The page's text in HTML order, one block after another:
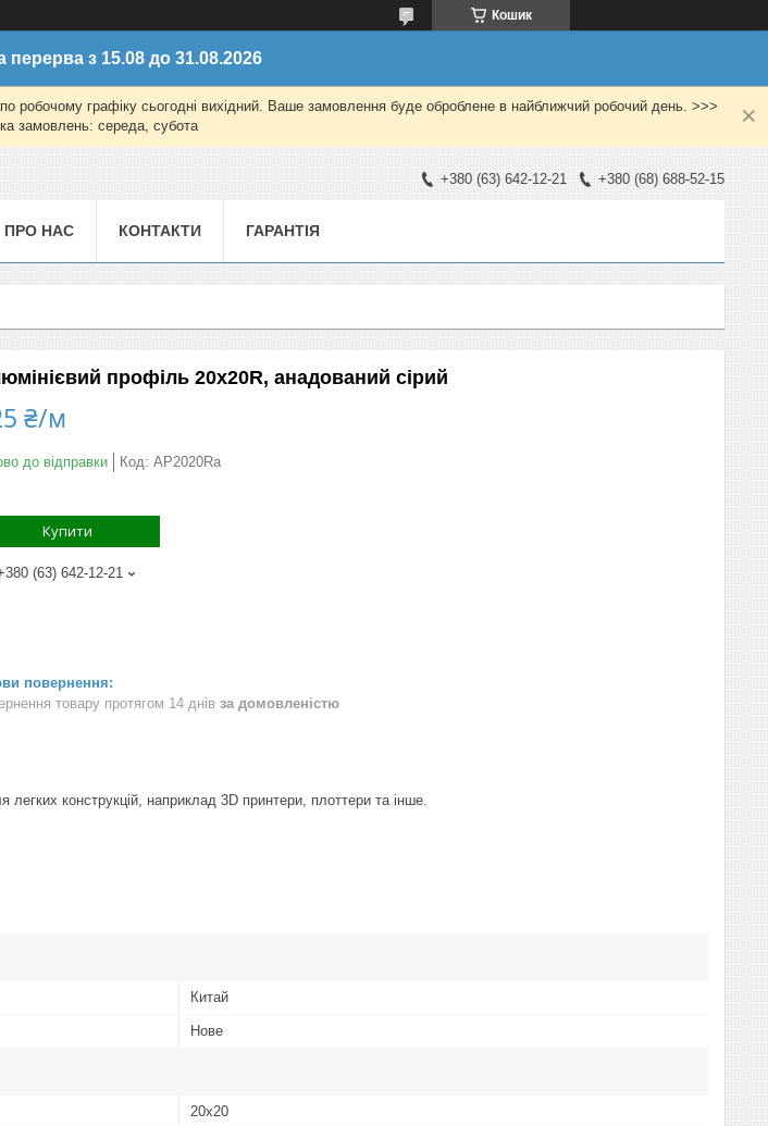
Кошик
перерва з 15.08 до 31.08.2026
робочому графіку сьогодні вихідний. Ваше замовлення буде оброблене в найближчий робочий день. >>>
замовлень: середа, субота
+380 (63) 642-12-21 +380 (68) 688-52-15
ПРО НАС КОНТАКТИ ГАРАНТІЯ
профіль 20х20R, анадований сірий
₴/м
до відправки Код: AP2020Ra
Купити
(63) 642-12-21
товару протягом 14 днів за домовленістю
конструкцій, наприклад 3D принтери, плоттери та інше.
Китай
Нове
20х20